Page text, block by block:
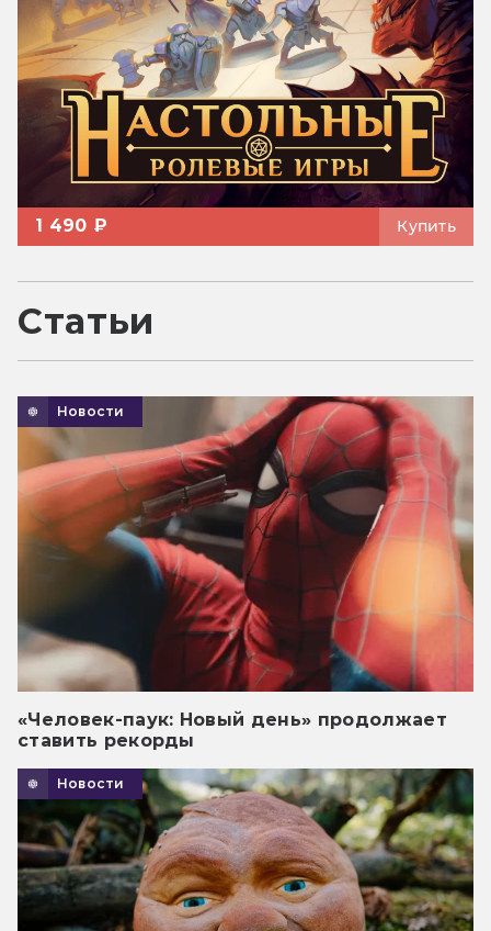
1 490 ₽ Купить
Статьи
Новости
«Человек-паук: Новый день» продолжает
ставить рекорды
Новости